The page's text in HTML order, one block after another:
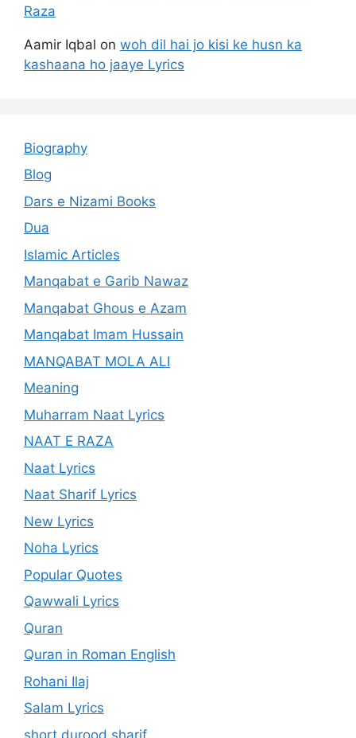
Raza
Aamir Iqbal on woh dil hai jo kisi ke husn ka
kashaana ho jaaye Lyrics
Biography
Blog
Dars e Nizami Books
Dua
Islamic Articles
Manqabat e Garib Nawaz
Manqabat Ghous e Azam
Manqabat Imam Hussain
MANQABAT MOLA ALI
Meaning
Muharram Naat Lyrics
NAAT E RAZA
Naat Lyrics
Naat Sharif Lyrics
New Lyrics
Noha Lyrics
Popular Quotes
Qawwali Lyrics
Quran
Quran in Roman English
Rohani Ilaj
Salam Lyrics
short durood sharif